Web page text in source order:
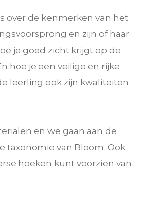
over de kenmerken van het
en zijn of haar
je goed zicht krijgt op de
hoe je een veilige en rijke
leerling ook zijn kwaliteiten
en we gaan aan de
taxonomie van Bloom. Ook
hoeken kunt voorzien van